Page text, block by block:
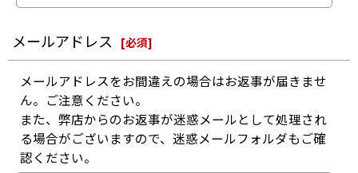
メールアドレス [必須]
メールアドレスをお間違えの場合はお返事が届きませ
ん。ご注意ください。
また、弊店からのお返事が迷惑メールとして処理され
る場合がございますので、迷惑メールフォルダもご確
認ください。